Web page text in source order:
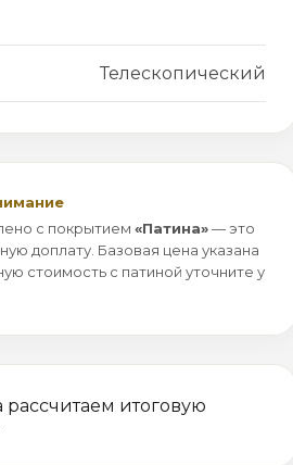
Телескопический
с покрытием «Патина»— это
доплату. Базовая цена указана
стоимость с патиной уточните у
рассчитаем итоговую